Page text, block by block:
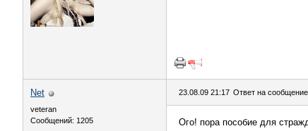
Nеt
veteran
Сообщений: 1205
23.08.09 21:17 Ответ на сообщение
Ого! пора пособие для